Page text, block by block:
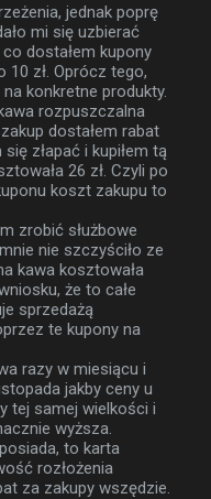
jednak poprę
mi się uzbierać
dostałem kupony
10 zł. Oprócz tego,
konkretne produkty.
rozpuszczalna
dostałem rabat
złapać i kupiłem tą
26 zł. Czyli po
koszt zakupu to
zrobić służbowe
nie szczyściło ze
kawa kosztowała
że to całe
sprzedażą
te kupony na
razy w miesiącu i
jakby ceny u
tej samej wielkości i
wyższa.
to karta
rozłożenia
za zakupy wszędzie.